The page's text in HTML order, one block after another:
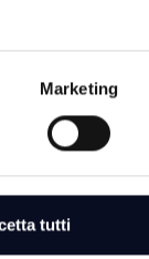
Marketing
tutti
è
a